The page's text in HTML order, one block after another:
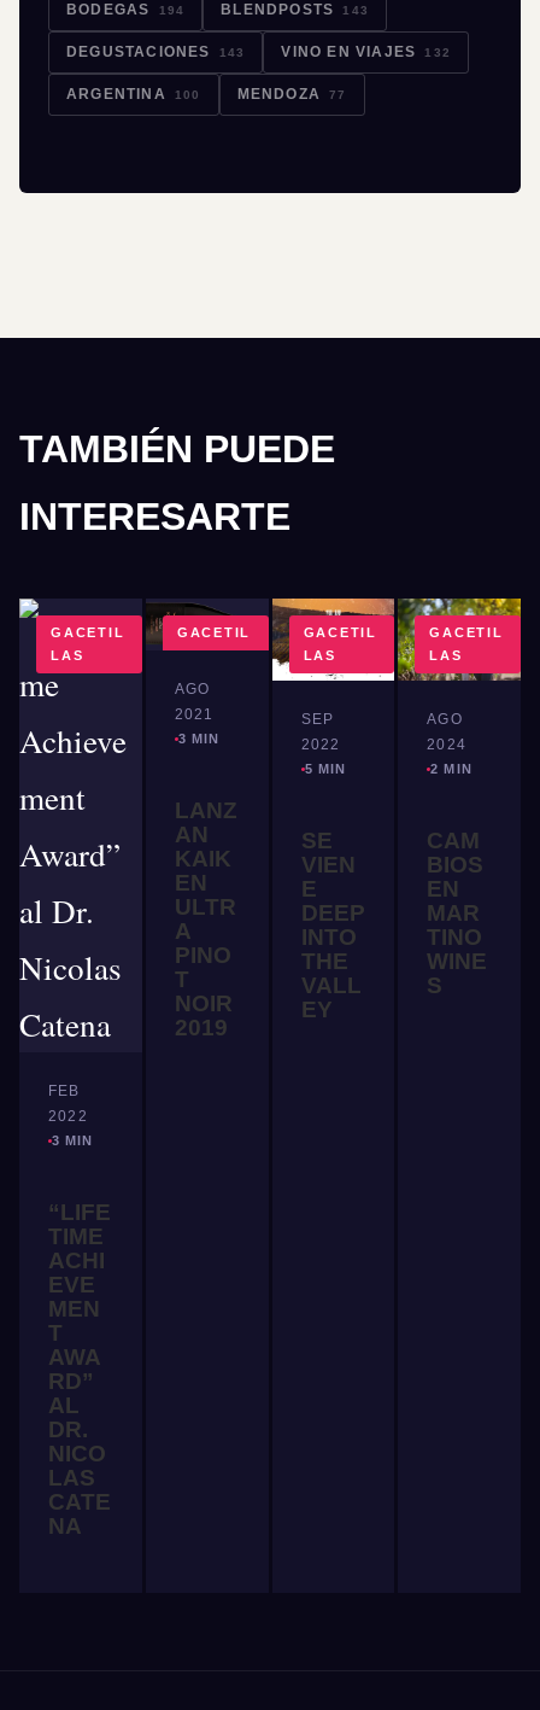
BODEGAS 194 BLENDPOSTS 143
DEGUSTACIONES 143 VINO EN VIAJES 132
ARGENTINA 100 MENDOZA 77
TAMBIÉN PUEDE
INTERESARTE
GACETIL
LAS
FEB
2022
3 MIN
“LIFE
TIME
ACHI
EVE
MEN
T
AWA
RD”
AL
DR.
NICO
LAS
CATE
NA
GACETIL
LAS
AGO
2021
3 MIN
LANZ
AN
KAIK
EN
ULTR
A
PINO
T
NOIR
2019
GACETIL
LAS
SEP
2022
5 MIN
SE
VIEN
E
DEEP
INTO
THE
VALL
EY
GACETIL
LAS
AGO
2024
2 MIN
CAM
BIOS
EN
MAR
TINO
WINE
S